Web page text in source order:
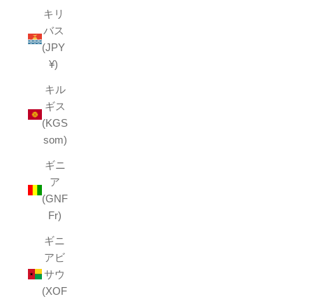
キリ
バス
(JPY
¥)
キル
ギス
(KGS
som)
ギニ
ア
(GNF
Fr)
ギニ
アビ
サウ
(XOF